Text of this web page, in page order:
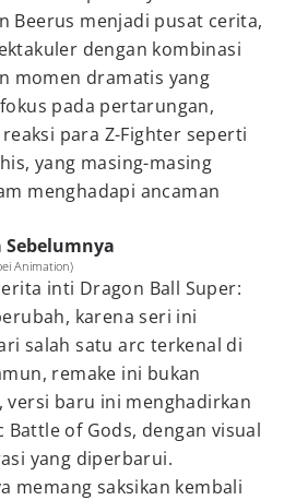
Beerus menjadi pusat cerita,
dengan kombinasi
momen dramatis yang
pada pertarungan,
para Z-Fighter seperti
yang masing-masing
menghadapi ancaman
Sebelumnya
Animation)
inti Dragon Ball Super:
karena seri ini
salah satu arc terkenal di
remake ini bukan
versi baru ini menghadirkan
of Gods, dengan visual
yang diperbarui.
memang saksikan kembali